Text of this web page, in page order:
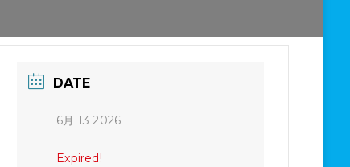
DATE
6月 13 2026
Expired!